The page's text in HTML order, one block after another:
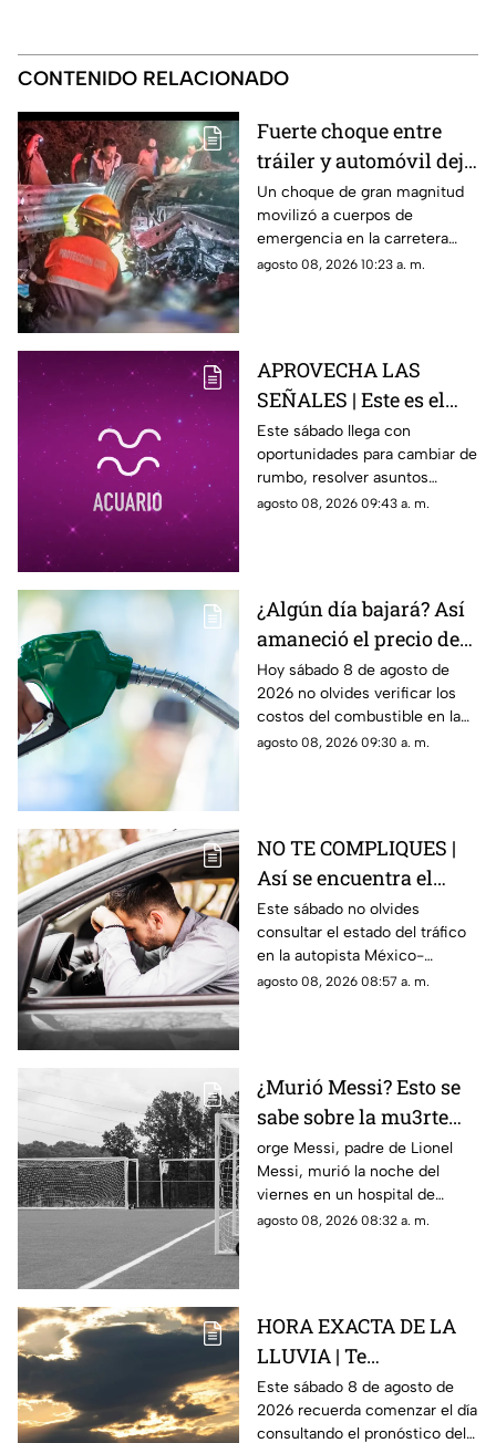
CONTENIDO RELACIONADO
Fuerte choque entre
tráiler y automóvil deja
un auto destrozado y
víctimas m0rt4les en la
Irapuato Salamanca
Un choque de gran magnitud
movilizó a cuerpos de
emergencia en la carretera
Irapuato-Salamanca, donde
agosto 08, 2026 10:23 a. m.
APROVECHA LAS
SEÑALES | Este es el
horóscopo de hoy
sábado 8 de agosto
Este sábado llega con
oportunidades para cambiar de
rumbo, resolver asuntos
pendientes y prestar atención
agosto 08, 2026 09:43 a. m.
¿Algún día bajará? Así
amaneció el precio de
la gasolina HOY en
Querétaro
Hoy sábado 8 de agosto de
2026 no olvides verificar los
costos del combustible en la
entidad queretana
agosto 08, 2026 09:30 a. m.
NO TE COMPLIQUES |
Así se encuentra el
tráfico HOY en la
autopista México
Querétaro
Este sábado no olvides
consultar el estado del tráfico
en la autopista México-
Querétaro.
agosto 08, 2026 08:57 a. m.
¿Murió Messi? Esto se
sabe sobre la mu3rte
del argentino
orge Messi, padre de Lionel
Messi, murió la noche del
viernes en un hospital de
Rosario, Argentina.
agosto 08, 2026 08:32 a. m.
HORA EXACTA DE LA
LLUVIA | Te
compartimos el
pronóstico del clima
Este sábado 8 de agosto de
2026 recuerda comenzar el día
consultando el pronóstico del